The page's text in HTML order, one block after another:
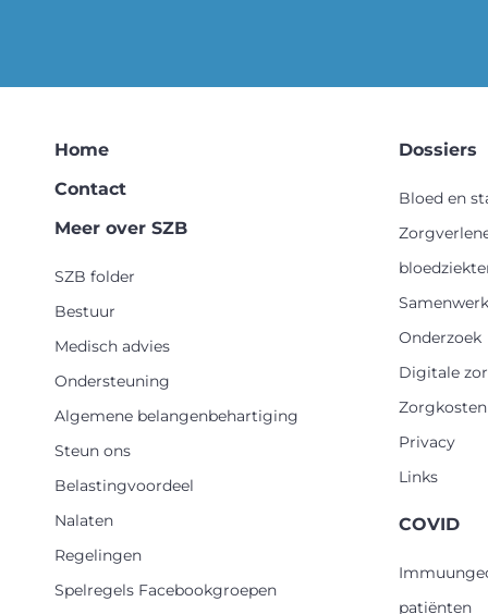
Home
Contact
Meer over SZB
SZB folder
Bestuur
Medisch advies
Ondersteuning
Algemene belangenbehartiging
Steun ons
Belastingvoordeel
Nalaten
Regelingen
Spelregels Facebookgroepen
Dossiers
Bloed en
Onderzoek
Digitale
Zorgkosten
Privacy
Links
COVID
patiënten